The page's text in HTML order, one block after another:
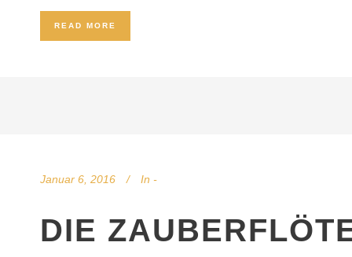
READ MORE
Januar 6, 2016 In -
DIE